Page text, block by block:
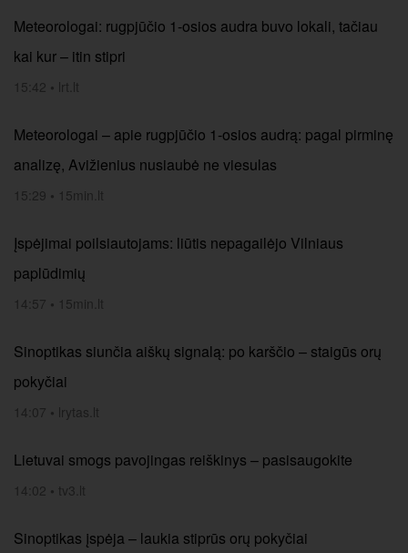
Meteorologai: rugpjūčio 1-osios audra buvo lokali, tačiau
kai kur – itin stipri
15:42 • lrt.lt
Meteorologai – apie rugpjūčio 1-osios audrą: pagal pirminę
analizę, Avižienius nusiaubė ne viesulas
15:29 • 15min.lt
Įspėjimai poilsiautojams: liūtis nepagailėjo Vilniaus
paplūdimių
14:57 • 15min.lt
Sinoptikas siunčia aiškų signalą: po karščio – staigūs orų
pokyčiai
14:07 • lrytas.lt
Lietuvai smogs pavojingas reiškinys – pasisaugokite
14:02 • tv3.lt
Sinoptikas įspėja – laukia stiprūs orų pokyčiai